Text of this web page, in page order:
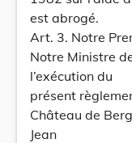
est abrogé.
Art. 3. Notre
Notre Ministre
l’exécution du
présent
Château de
Jean